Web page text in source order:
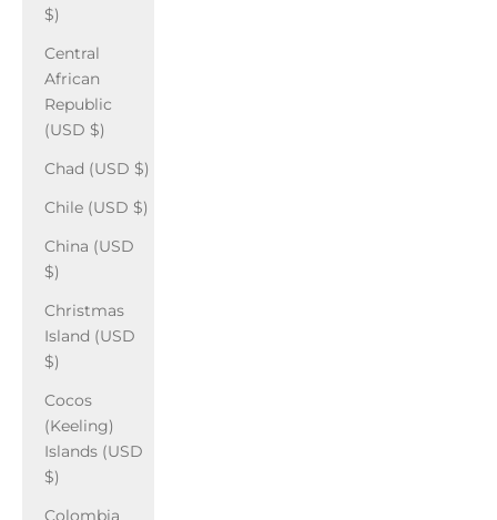
$)
Central
African
Republic
(USD $)
Chad (USD $)
Chile (USD $)
China (USD
$)
Christmas
Island (USD
$)
Cocos
(Keeling)
Islands (USD
$)
Colombia